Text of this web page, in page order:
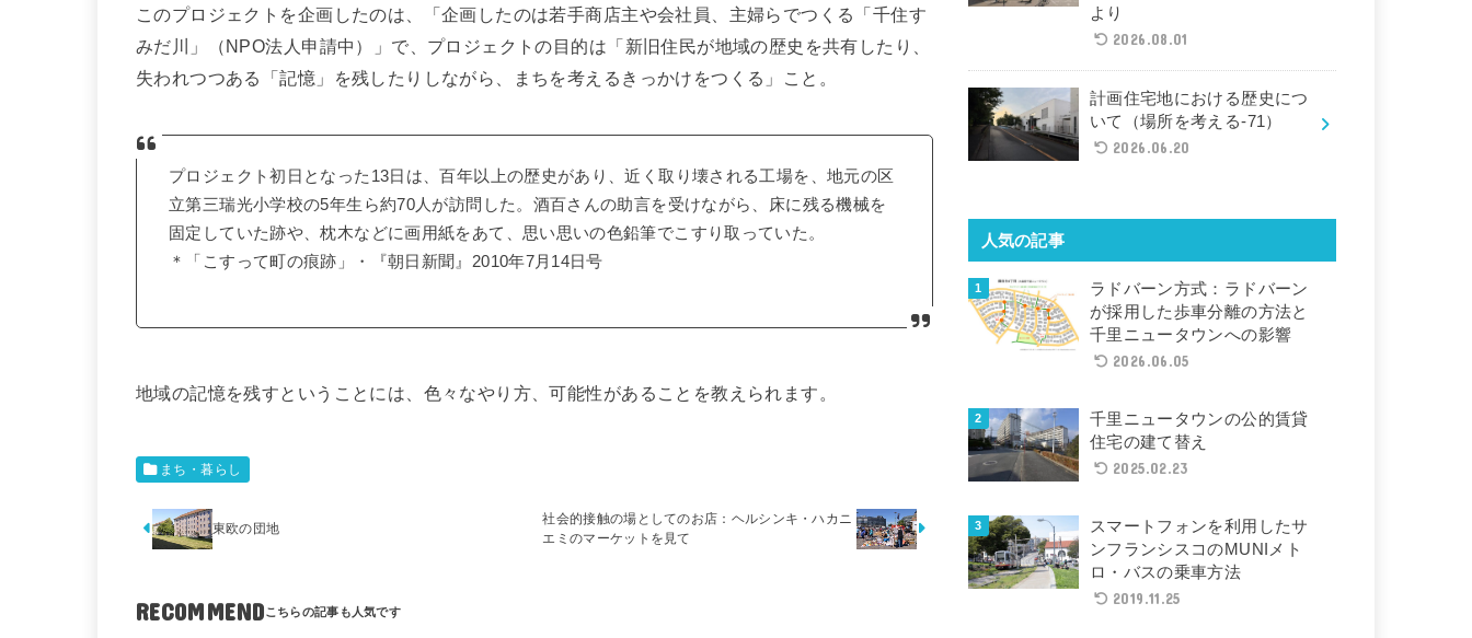
このプロジェクトを企画したのは、「企画したのは若手商店主や会社員、主婦らでつくる「千住す
みだ川」（NPO法人申請中）」で、プロジェクトの目的は「新旧住民が地域の歴史を共有したり、
失われつつある「記憶」を残したりしながら、まちを考えるきっかけをつくる」こと。
プロジェクト初日となった13日は、百年以上の歴史があり、近く取り壊される工場を、地元の区
立第三瑞光小学校の5年生ら約70人が訪問した。酒百さんの助言を受けながら、床に残る機械を
固定していた跡や、枕木などに画用紙をあて、思い思いの色鉛筆でこすり取っていた。
＊「こすって町の痕跡」・『朝日新聞』2010年7月14日号
地域の記憶を残すということには、色々なやり方、可能性があることを教えられます。
まち・暮らし
東欧の団地
社会的接触の場としてのお店：ヘルシンキ・ハカニ
エミのマーケットを見て
RECOMMEND
より
2026.08.01
計画住宅地における歴史につ
いて（場所を考える-71）
2026.06.20
人気の記事
ラドバーン方式：ラドバーン
が採用した歩車分離の方法と
千里ニュータウンへの影響
2026.06.05
千里ニュータウンの公的賃貸
住宅の建て替え
2025.02.23
スマートフォンを利用したサ
ンフランシスコのMUNIメト
ロ・バスの乗車方法
2019.11.25